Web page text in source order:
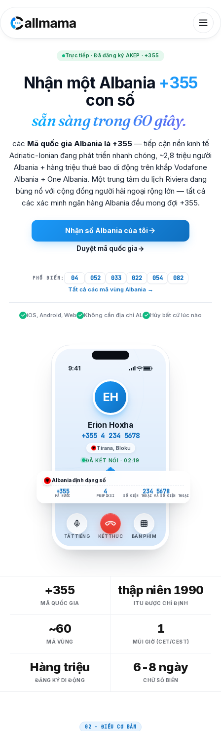
Trực tiếp · Đã đăng ký AKEP · +355
Nhận một Albania +355
con số
sẵn sàng trong 60 giây.
các Mã quốc gia Albania là +355— tiếp cận nền kinh tế
Adriatic-Ionian đang phát triển nhanh chóng, ~2,8 triệu người
Albania + hàng triệu thuê bao di động trên khắp Vodafone
Albania + One Albania. Một trung tâm du lịch Riviera đang
bùng nổ với cộng đồng người hải ngoại rộng lớn — tất cả
các xác minh ngân hàng Albania đều mong đợi +355.
Nhận số Albania của tôi
Duyệt mã quốc gia
PHỔ BIẾN: 04 052 033 022 054 082
Tất cả các mã vùng Albania→
iOS, Android, Web Không cần địa chỉ AL Hủy bất cứ lúc nào
9:41
EH
Erion Hoxha
+355 4 234 5678
Tirana, Bloku
ĐÃ KẾT NỐI · 02:19
TẮT TIẾNG KẾT THÚC BÀN PHÍM
Albaniađịnh dạng số
+355
MÃ NƯỚC
4
PREFIKSI
234 5678
SỐ ĐIỆN THOẠI VÀ SỐ ĐIỆN THOẠI
+355
MÃ QUỐC GIA
thập niên 1990
ITU ĐƯỢC CHỈ ĐỊNH
~60
MÃ VÙNG
1
MÚI GIỜ (CET/CEST)
Hàng triệu
ĐĂNG KÝ DI ĐỘNG
6-8 ngày
CHỮ SỐ BIẾN
02 - ĐIỀU CƠ BẢN